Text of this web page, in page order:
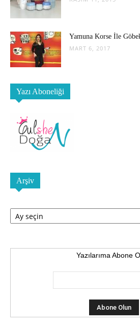
Yamuna Korse İle
MART 6, 2017
Yazı Aboneliği
Arşiv
Arşiv
Yazılarıma Abone